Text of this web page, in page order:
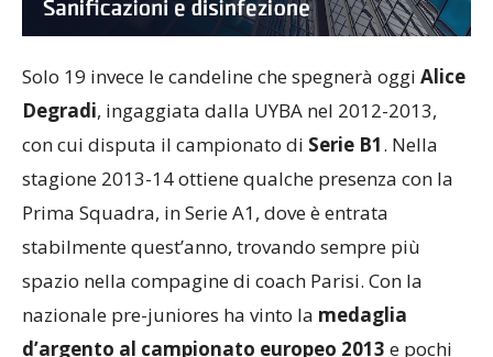
Solo 19 invece le candeline che spegnerà oggi Alice
Degradi, ingaggiata dalla UYBA nel 2012-2013,
con cui disputa il campionato di Serie B1. Nella
stagione 2013-14 ottiene qualche presenza con la
Prima Squadra, in Serie A1, dove è entrata
stabilmente quest’anno, trovando sempre più
spazio nella compagine di coach Parisi. Con la
nazionale pre-juniores ha vinto la medaglia
d’argento al campionato europeo 2013 e pochi